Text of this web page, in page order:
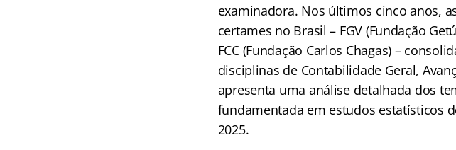
examinadora. Nos últimos cinco anos,
certames no Brasil – FGV (Fundação
FCC (Fundação Carlos Chagas) –
disciplinas de Contabilidade Geral,
apresenta uma análise detalhada dos
fundamentada em estudos estatísticos
2025.